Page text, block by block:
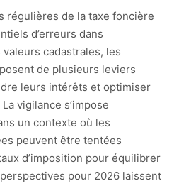
régulières de la taxe foncière
d’erreurs dans
valeurs cadastrales, les
de plusieurs leviers
leurs intérêts et optimiser
vigilance s’impose
un contexte où les
peuvent être tentées
d’imposition pour équilibrer
pour 2026 laissent